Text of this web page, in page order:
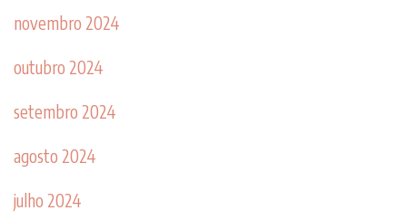
novembro 2024
outubro 2024
setembro 2024
agosto 2024
julho 2024